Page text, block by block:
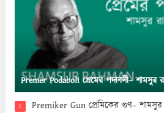
Premer Podaboli প্রেমের পদাবলী– শামসুর
1 Premiker Gun প্রেমিকের গুণ–